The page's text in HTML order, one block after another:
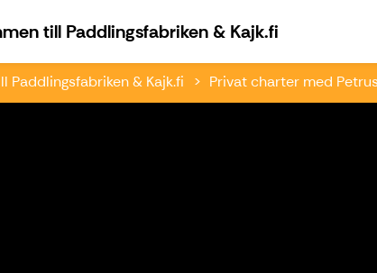
till Paddlingsfabriken & Kajk.fi
Paddlingsfabriken & Kajk.fi Privat charter med